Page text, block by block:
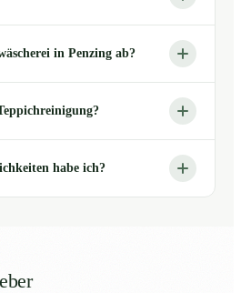
in Penzing ab?
habe ich?